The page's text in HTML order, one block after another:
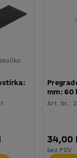
mm: 60
Art. br.:
34,00
bez PDV